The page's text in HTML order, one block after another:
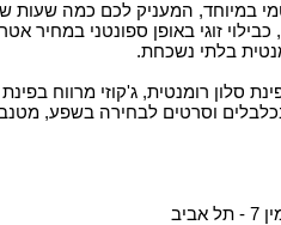
במיוחד, המעניק לכם כמה שעות
זוגי באופן ספונטני במחיר
בלתי נשכחת.
סלון רומנטית, ג'קוזי מרווח
וסרטים לבחירה בשפע,